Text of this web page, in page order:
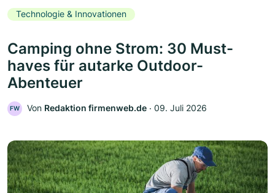
Technologie & Innovationen
Camping ohne Strom: 30 Must-
haves für autarke Outdoor-
Abenteuer
FW Von Redaktion firmenweb.de ‧ 09. Juli 2026